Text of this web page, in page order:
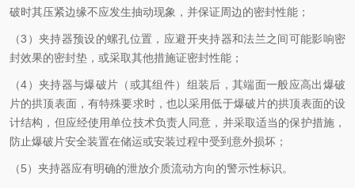
破时其压紧边缘不应发生抽动现象，并保证周边的密封性能；
（3）夹持器预设的螺孔位置，应避开夹持器和法兰之间可能影响密
封效果的密封垫，或采取其他措施证密封性能；
（4）夹持器与爆破片（或其组件）组装后，其端面一般应高出爆破
片的拱顶表面，有特殊要求时，也以采用低于爆破片的拱顶表面的设
计结构，但应经使用单位技术负责人同意，并采取适当的保护措施，
防止爆破片安全装置在储运或安装过程中受到意外损坏；
（5）夹持器应有明确的泄放介质流动方向的警示性标识。